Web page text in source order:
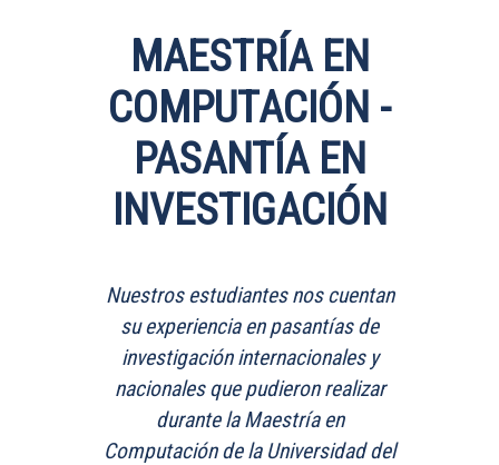
MAESTRÍA EN
COMPUTACIÓN -
PASANTÍA EN
INVESTIGACIÓN
Nuestros estudiantes nos cuentan
su experiencia en pasantías de
investigación internacionales y
nacionales que pudieron realizar
durante la Maestría en
Computación de la Universidad del